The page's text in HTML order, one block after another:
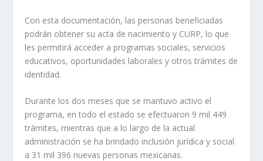
Con esta documentación, las personas beneficiadas
podrán obtener su acta de nacimiento y CURP, lo que
les permitirá acceder a programas sociales, servicios
educativos, oportunidades laborales y otros trámites de
identidad.
Durante los dos meses que se mantuvo activo el
programa, en todo el estado se efectuaron 9 mil 449
trámites, mientras que a lo largo de la actual
administración se ha brindado inclusión jurídica y social
a 31 mil 396 nuevas personas mexicanas.